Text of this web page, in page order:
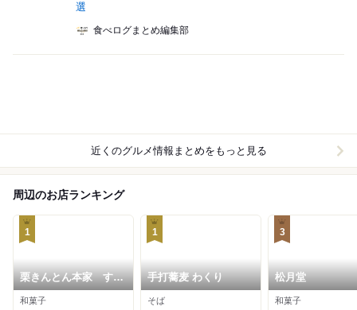
選
食べログまとめ編集部
近くのグルメ情報まとめをもっと見る
周辺のお店ランキング
1
栗きんとん本家 すや
本店
和菓子
1
手打蕎麦 わくり
そば
3
松月堂
和菓子